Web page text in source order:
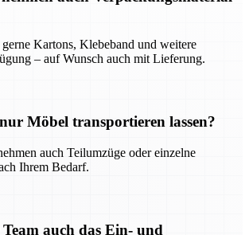
Kartons, Klebeband und weitere
– auf Wunsch auch mit Lieferung.
Möbel transportieren lassen?
auch Teilumzüge oder einzelne
Ihrem Bedarf.
auch das Ein- und